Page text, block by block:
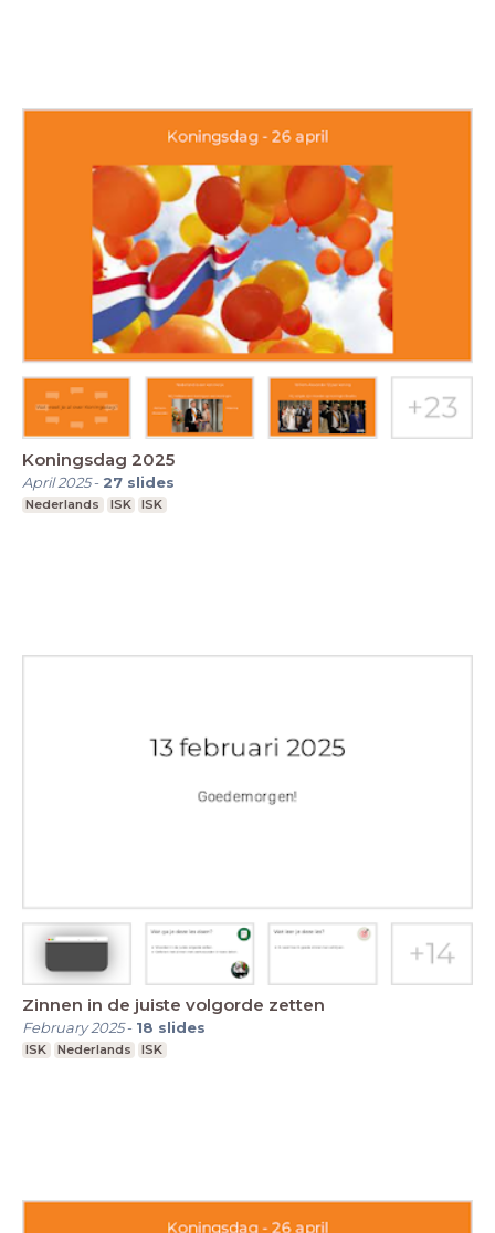
Koningsdag 2025
April 2025- 27 slides
Nederlands ISK ISK
Zinnen in de juiste volgorde zetten
February 2025- 18 slides
ISK Nederlands ISK